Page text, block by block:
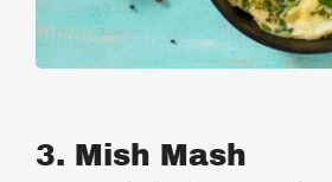
3. Mish Mash